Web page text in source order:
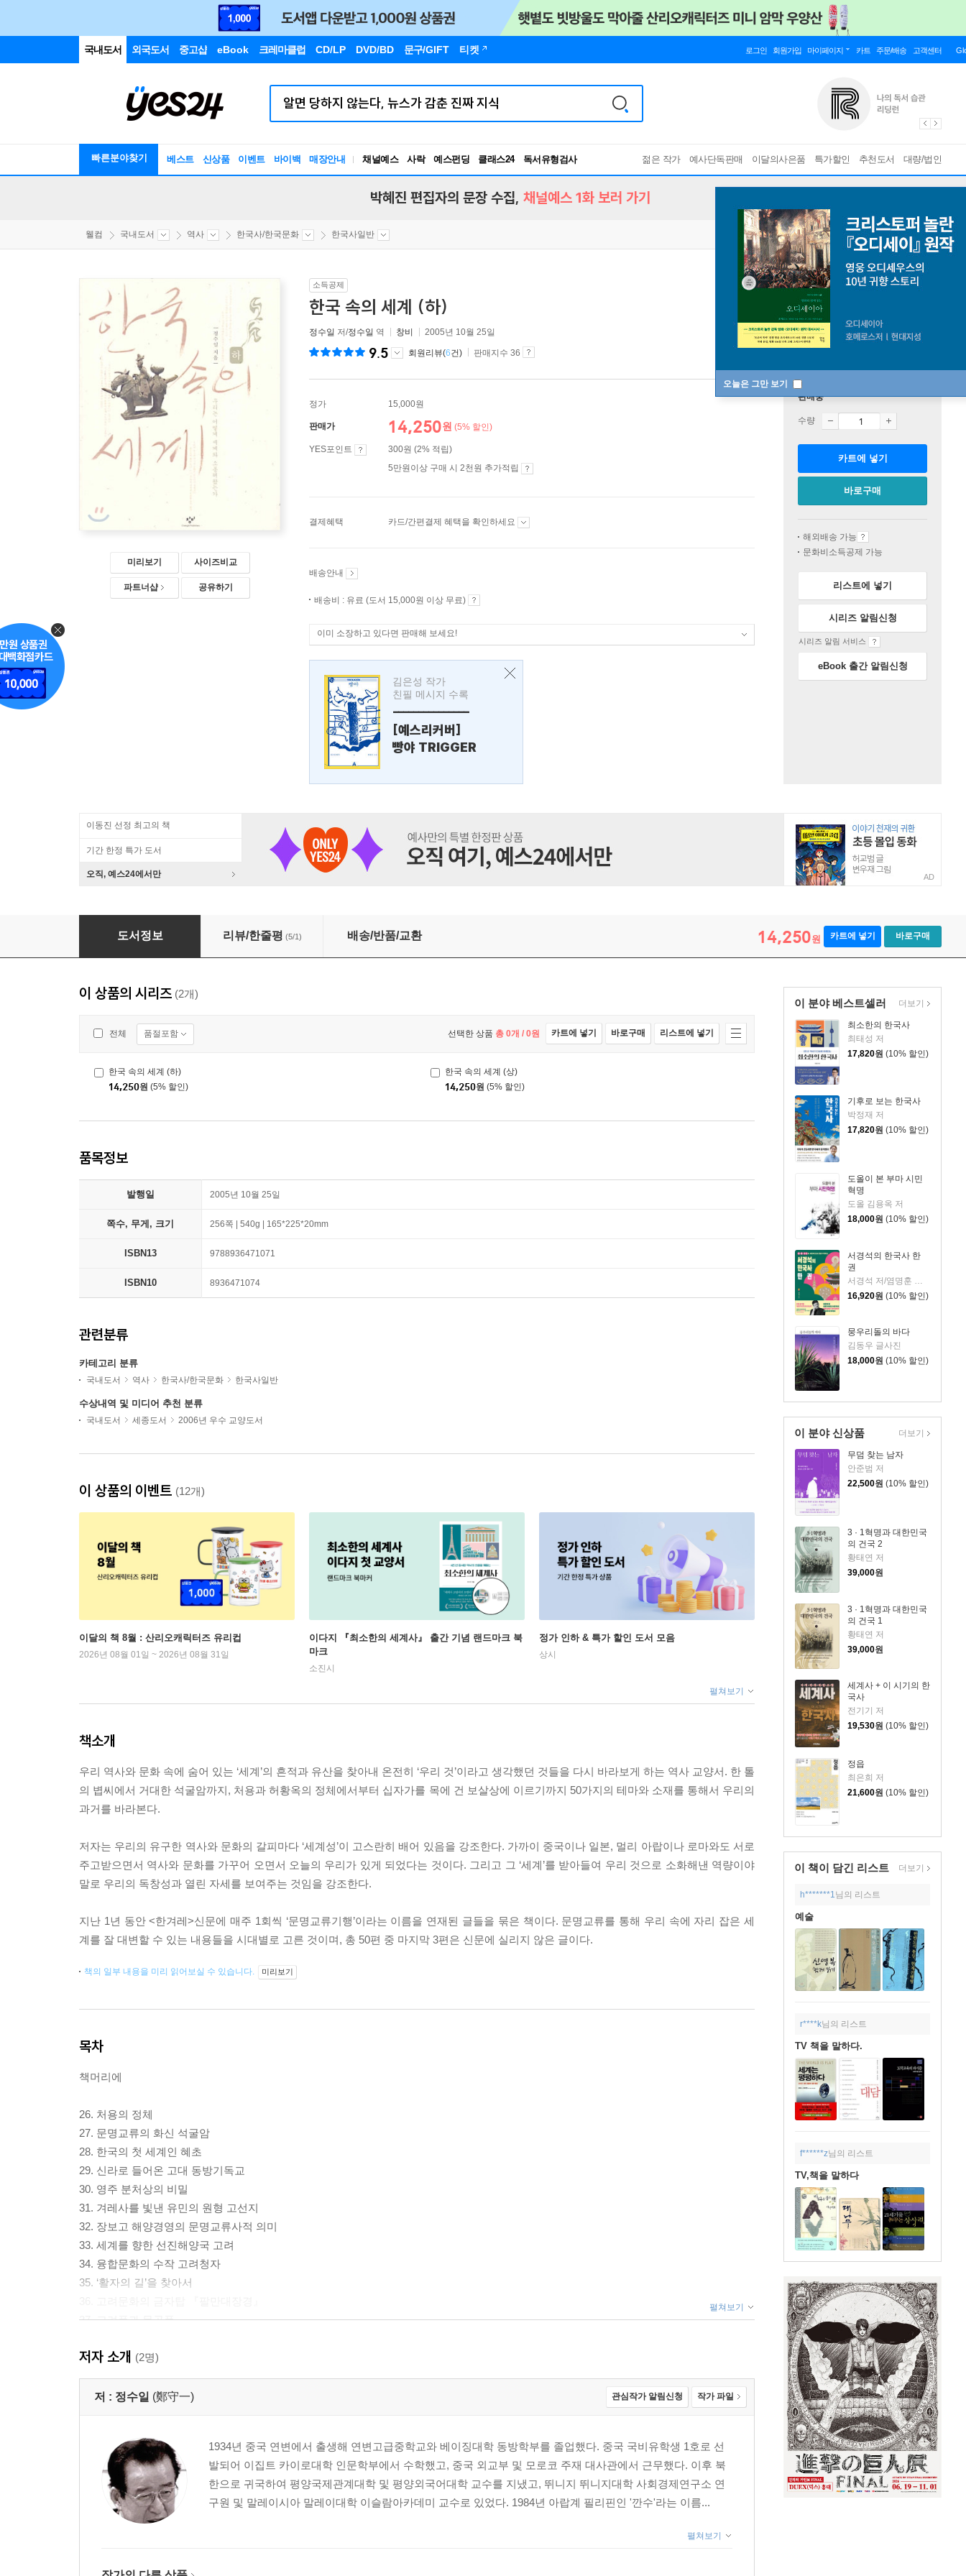
국내도서 외국도서 중고샵 eBook 크레마클럽 CD/LP DVD/BD 문구/GIFT 티켓 로그인 회원가입 마이페이지 카트 주문/배송 고객센터
빠른분야찾기 베스트 신상품 이벤트 바이백 매장안내 채널예스 사락 예스펀딩 클래스24
독서유형검사
RBTI Lab
젊은 작가 예사단독판매 이달의사은품 특가할인 추천도서 대량/법인
오늘은 그만 보기
박혜진 편집자의 문장 수집, 채널예스 1화 보러 가기
웰컴 국내도서 역사 한국사/한국문화 한국사일반
미리보기 사이즈비교
파트너샵 공유하기
소득공제
한국 속의 세계 (하)
정수일 저/정수일 역 창비 2005년 10월 25일
9.5 회원리뷰(6건) 판매지수 36
정가 15,000원
판매가 14,250원 (5% 할인)
YES포인트
300원 (2% 적립)
5만원이상 구매 시 2천원 추가적립
결제혜택 카드/간편결제 혜택을 확인하세요
배송안내
배송비 : 유료 (도서 15,000원 이상 무료)
이미 소장하고 있다면 판매해 보세요!
김은성 작가
친필 메시지 수록
---------------
[예스리커버]
빵야 TRIGGER
판매중
수량
카트에 넣기
바로구매
해외배송 가능
문화비소득공제 가능
리스트에 넣기
시리즈 알림신청
시리즈 알림 서비스
eBook 출간 알림신청
이동진 선정 최고의 책
기간 한정 특가 도서
오직, 예스24에서만 AD
한국 속의 세계 (하)
도서정보 리뷰/한줄평 (5/1) 배송/반품/교환 14,250원 카트에 넣기 바로구매
이 분야 베스트셀러
최소한의 한국사
최태성 저
17,820원 (10% 할인)
기후로 보는 한국사
박정재 저
17,820원 (10% 할인)
도올이 본 부마 시민
혁명
도올 김용옥 저
18,000원 (10% 할인)
서경석의 한국사 한
권
서경석 저/염명훈 감수
16,920원 (10% 할인)
뭉우리돌의 바다
김동우 글사진
18,000원 (10% 할인)
더보기
이 분야 신상품
무덤 찾는 남자
안준범 저
22,500원 (10% 할인)
3 · 1혁명과 대한민국
의 건국 2
황태연 저
39,000원
3 · 1혁명과 대한민국
의 건국 1
황태연 저
39,000원
세계사 + 이 시기의 한
국사
전기기 저
19,530원 (10% 할인)
정읍
최은희 저
21,600원 (10% 할인)
더보기
이 책이 담긴 리스트 더보기
h*******1님의 리스트
예술
r****k님의 리스트
TV 책을 말하다.
f******z님의 리스트
TV,책을 말하다
이 상품의 시리즈 (2개)
전체 품절포함 선택한 상품 총 0개 / 0원 카트에 넣기 바로구매 리스트에 넣기
한국 속의 세계 (하)
14,250원 (5% 할인)
한국 속의 세계 (상)
14,250원 (5% 할인)
품목정보
발행일 2005년 10월 25일
쪽수, 무게, 크기 256쪽 | 540g | 165*225*20mm
ISBN13 9788936471071
ISBN10 8936471074
관련분류
카테고리 분류
국내도서 역사 한국사/한국문화 한국사일반
수상내역 및 미디어 추천 분류
국내도서 세종도서 2006년 우수 교양도서
이 상품의 이벤트 (12개)
이달의 책 8월 : 산리오캐릭터즈 유리컵
2026년 08월 01일 ~ 2026년 08월 31일
이다지 『최소한의 세계사』 출간 기념 랜드마크 북
마크
소진시
정가 인하 & 특가 할인 도서 모음
상시
펼쳐보기
책소개
우리 역사와 문화 속에 숨어 있는 ‘세계’의 흔적과 유산을 찾아내 온전히 ‘우리 것’이라고 생각했던 것들을 다시 바라보게 하는 역사 교양서. 한 톨
의 볍씨에서 거대한 석굴암까지, 처용과 허황옥의 정체에서부터 십자가를 목에 건 보살상에 이르기까지 50가지의 테마와 소재를 통해서 우리의
과거를 바라본다.
저자는 우리의 유구한 역사와 문화의 갈피마다 ‘세계성’이 고스란히 배어 있음을 강조한다. 가까이 중국이나 일본, 멀리 아랍이나 로마와도 서로
주고받으면서 역사와 문화를 가꾸어 오면서 오늘의 우리가 있게 되었다는 것이다. 그리고 그 ‘세계’를 받아들여 우리 것으로 소화해낸 역량이야
말로 우리의 독창성과 열린 자세를 보여주는 것임을 강조한다.
지난 1년 동안 <한겨레>신문에 매주 1회씩 ‘문명교류기행’이라는 이름을 연재된 글들을 묶은 책이다. 문명교류를 통해 우리 속에 자리 잡은 세
계를 잘 대변할 수 있는 내용들을 시대별로 고른 것이며, 총 50편 중 마지막 3편은 신문에 실리지 않은 글이다.
책의 일부 내용을 미리 읽어보실 수 있습니다. 미리보기
목차
책머리에
26. 처용의 정체
27. 문명교류의 화신 석굴암
28. 한국의 첫 세계인 혜초
29. 신라로 들어온 고대 동방기독교
30. 영주 분처상의 비밀
31. 겨레사를 빛낸 유민의 원형 고선지
32. 장보고 해양경영의 문명교류사적 의미
33. 세계를 향한 선진해양국 고려
34. 융합문화의 수작 고려청자
35. ‘활자의 길’을 찾아서
37. 고려풍과 몽골풍
39. 부민교류의 큰 별 문익점
40. 고려 품에 안긴 귀화인들
41. 조선은 닫힌 나라였는가
44. 넉넉하고 질박한 조선자기
45. 서양인이 본 조선
46. 조선과 이슬람의 만남
47. 인디언들이 보내온 선물
48. 기행문학의 백미 『표해록』
펼쳐보기
저자 소개 (2명)
저 : 정수일 (鄭守一) 관심작가 알림신청 작가 파일
1934년 중국 연변에서 출생해 연변고급중학교와 베이징대학 동방학부를 졸업했다. 중국 국비유학생 1호로 선
발되어 이집트 카이로대학 인문학부에서 수학했고, 중국 외교부 및 모로코 주재 대사관에서 근무했다. 이후 북
한으로 귀국하여 평양국제관계대학 및 평양외국어대학 교수를 지냈고, 뛰니지 뛰니지대학 사회경제연구소 연
구원 및 말레이시아 말레이대학 이슬람아카데미 교수로 있었다. 1984년 아랍계 필리핀인 '깐수'라는 이름...
펼쳐보기